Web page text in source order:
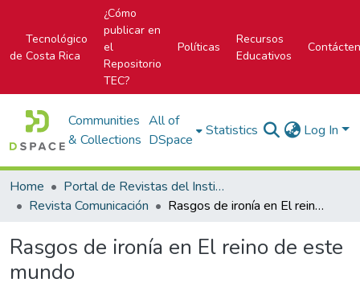
Tecnológico
de Costa Rica
¿Cómo
publicar en
el
Repositorio
TEC?
Políticas
Recursos
Educativos
Communities
& Collections
All of
DSpace
Statistics Log In
Home
Portal de Revistas del Instituto Tecnológico de Costa Rica
Revista Comunicación
Rasgos de ironía en El reino de este mundo
Rasgos de ironía en El reino de este
mundo